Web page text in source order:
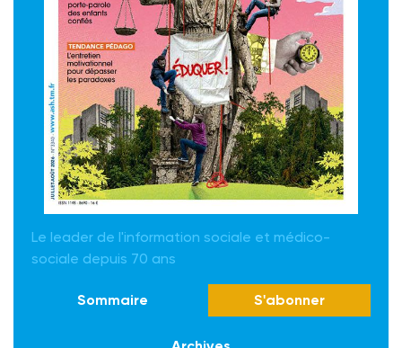
Le leader de l'information sociale et médico-
sociale depuis 70 ans
Sommaire S'abonner